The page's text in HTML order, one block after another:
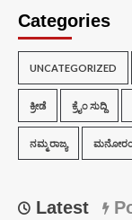
Categories
UNCATEGORIZED
ಕ್ರೀಡೆ ಕ್ರೈಂ ಸುದ್ದಿ
ನಮ್ಮ ರಾಜ್ಯ
Latest